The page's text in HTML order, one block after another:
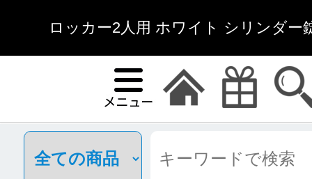
ロッカー2人用 ホワイト シリンダー